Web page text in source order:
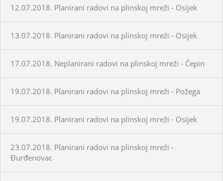
12.07.2018. Planirani radovi na plinskoj mreži - Osijek
13.07.2018. Planirani radovi na plinskoj mreži - Osijek
17.07.2018. Neplanirani radovi na plinskoj mreži - Čepin
19.07.2018. Planirani radovi na plinskoj mreži - Požega
19.07.2018. Planirani radovi na plinskoj mreži - Osijek
23.07.2018. Planirani radovi na plinskoj mreži -
Đurđenovac